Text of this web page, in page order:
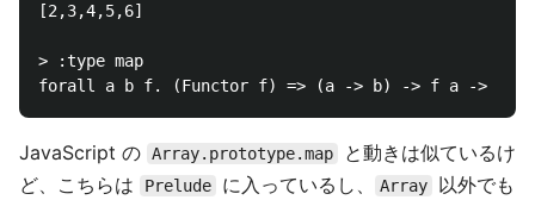
[2,3,4,5,6]
> :type map
JavaScript の Array.prototype.map
と動きは似ているけ
ど、こちらは
Prelude に入っているし、 Array
以外でも